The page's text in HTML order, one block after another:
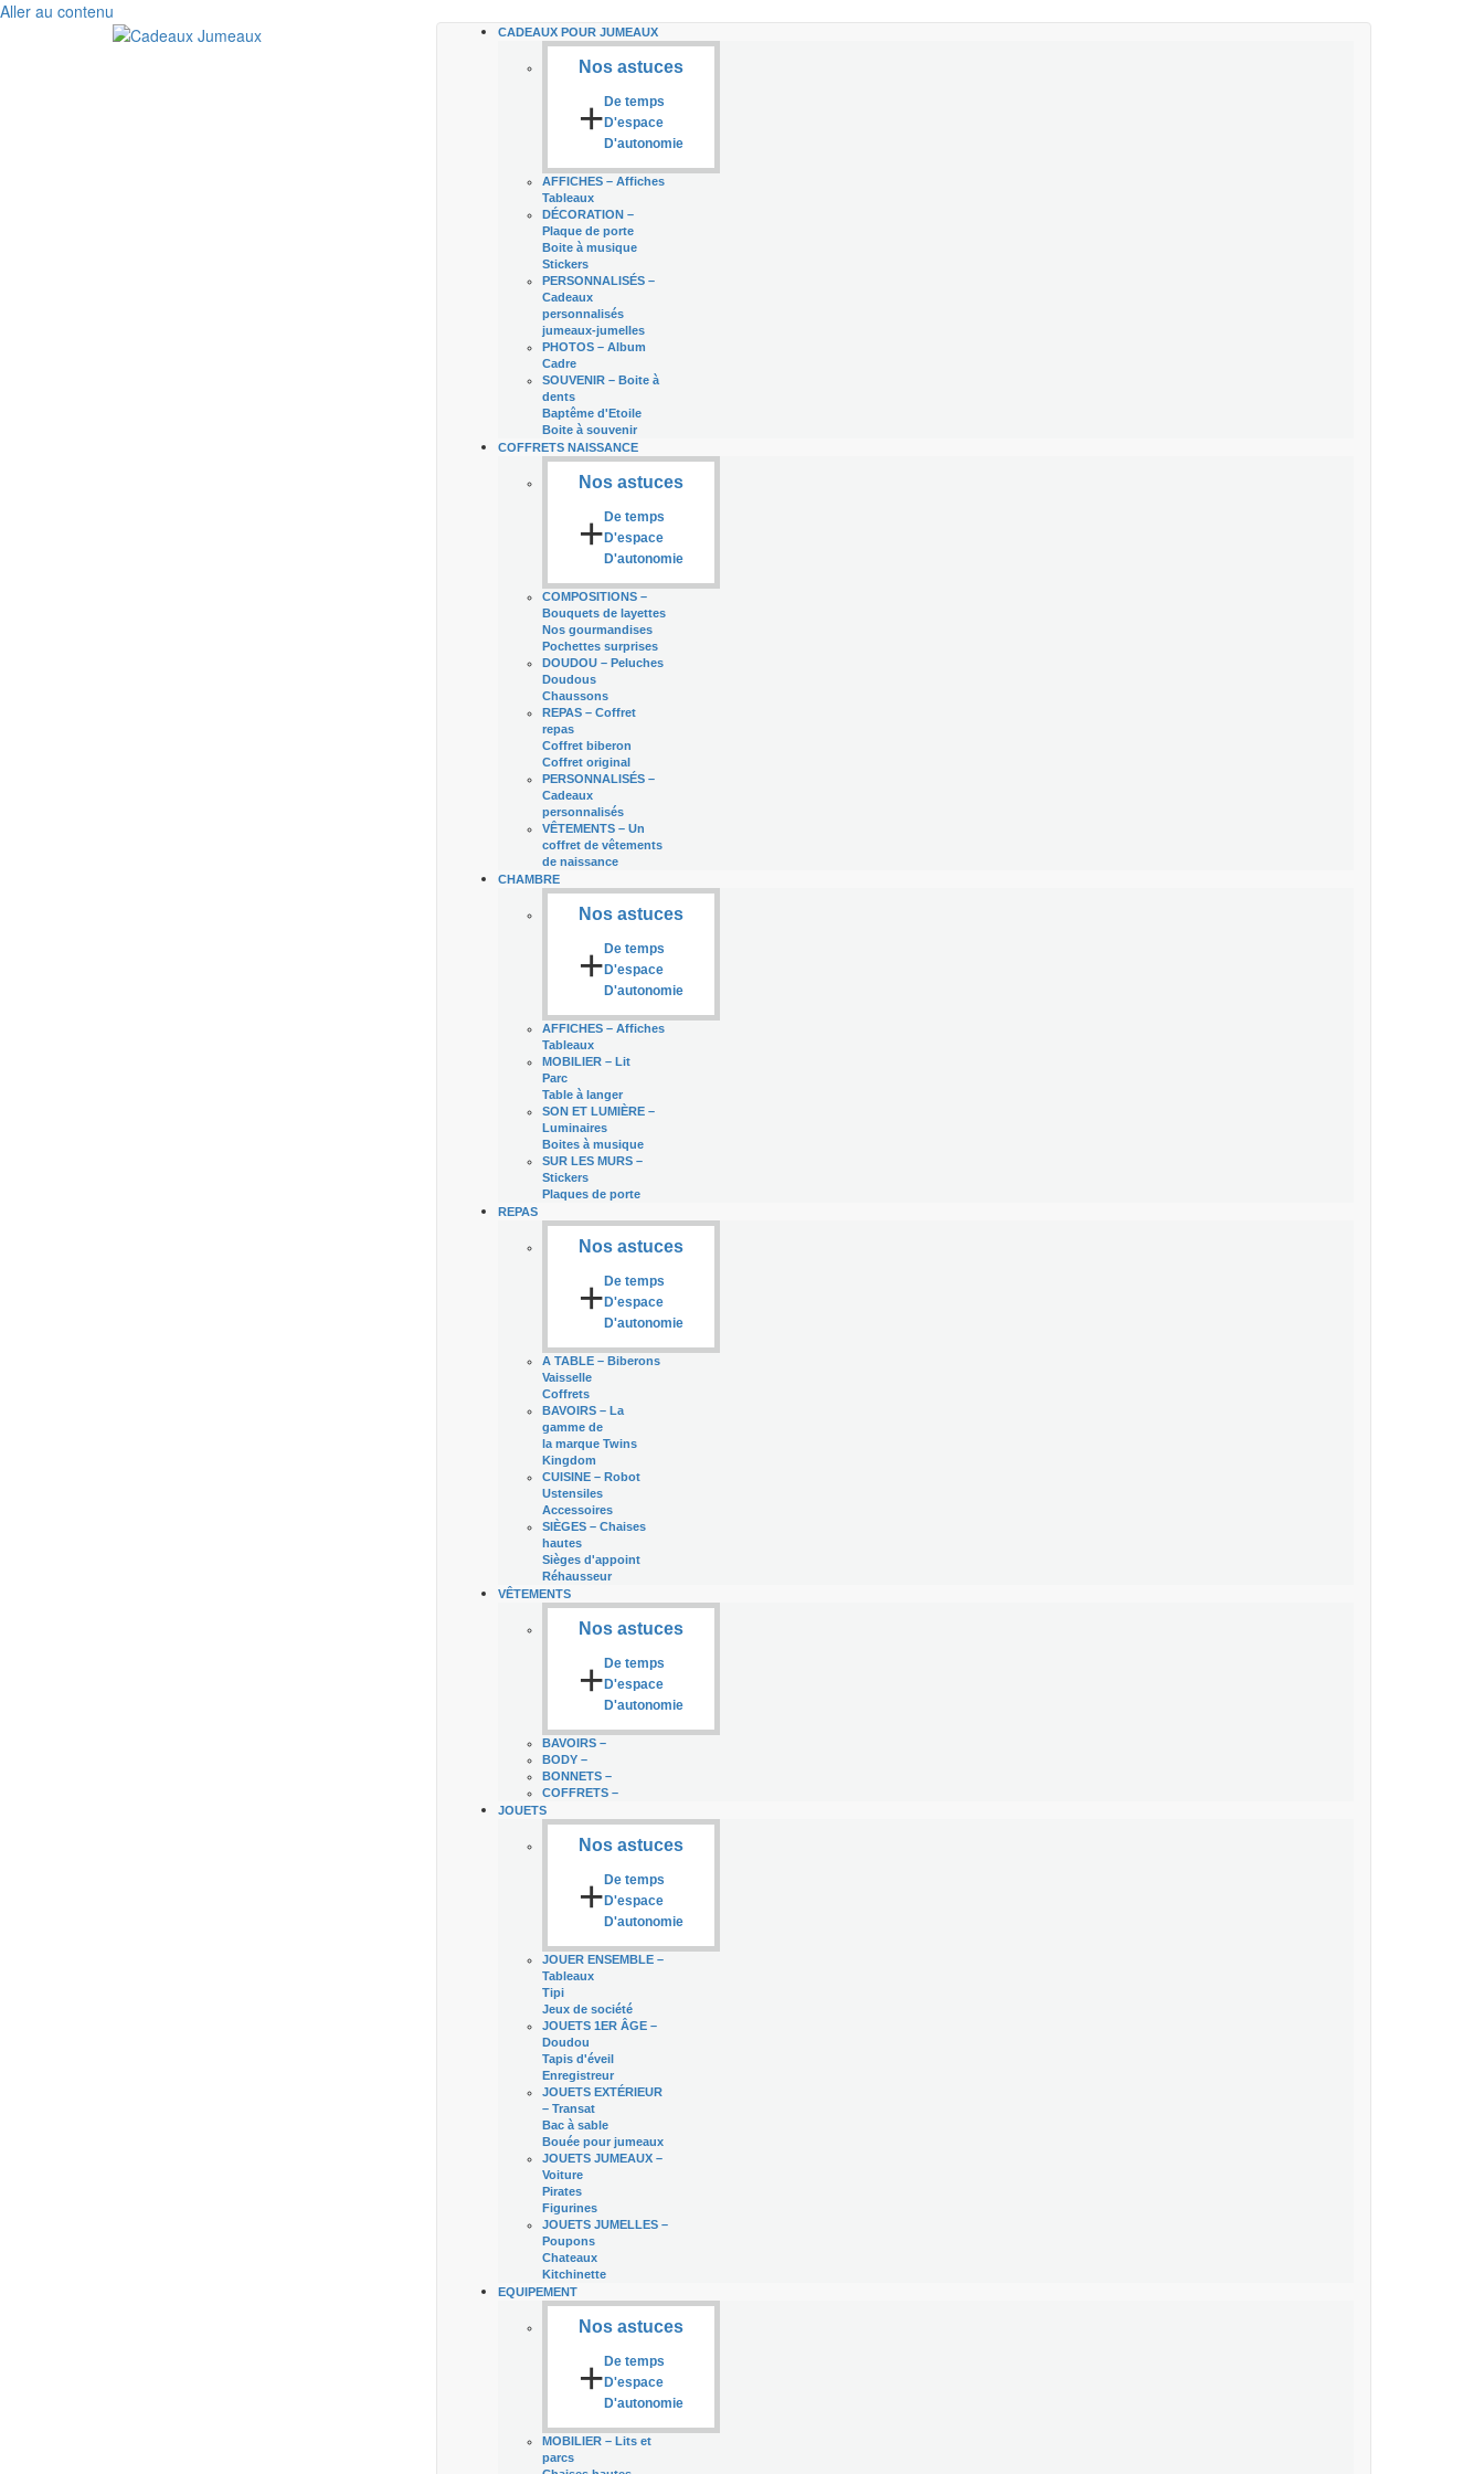
Aller au contenu
CADEAUX POUR JUMEAUX
Nos astuces
+ De temps
D'espace
D'autonomie
AFFICHES– Affiches
Tableaux
DÉCORATION–
Plaque de porte
Boite à musique
Stickers
PERSONNALISÉS–
Cadeaux
personnalisés
jumeaux-jumelles
PHOTOS– Album
Cadre
SOUVENIR– Boite à
dents
Baptême d'Etoile
Boite à souvenir
COFFRETS NAISSANCE
Nos astuces
+ De temps
D'espace
D'autonomie
COMPOSITIONS–
Bouquets de layettes
Nos gourmandises
Pochettes surprises
DOUDOU– Peluches
Doudous
Chaussons
REPAS– Coffret
repas
Coffret biberon
Coffret original
PERSONNALISÉS–
Cadeaux
personnalisés
VÊTEMENTS– Un
coffret de vêtements
de naissance
CHAMBRE
Nos astuces
+ De temps
D'espace
D'autonomie
AFFICHES– Affiches
Tableaux
MOBILIER– Lit
Parc
Table à langer
SON ET LUMIÈRE–
Luminaires
Boites à musique
SUR LES MURS–
Stickers
Plaques de porte
REPAS
Nos astuces
+ De temps
D'espace
D'autonomie
A TABLE– Biberons
Vaisselle
Coffrets
BAVOIRS– La
gamme de
la marque Twins
Kingdom
CUISINE– Robot
Ustensiles
Accessoires
SIÈGES– Chaises
hautes
Sièges d'appoint
Réhausseur
VÊTEMENTS
Nos astuces
+ De temps
D'espace
D'autonomie
BAVOIRS–
BODY–
BONNETS–
COFFRETS–
JOUETS
Nos astuces
+ De temps
D'espace
D'autonomie
JOUER ENSEMBLE–
Tableaux
Tipi
Jeux de société
JOUETS 1ER ÂGE–
Doudou
Tapis d'éveil
Enregistreur
JOUETS EXTÉRIEUR
– Transat
Bac à sable
Bouée pour jumeaux
JOUETS JUMEAUX–
Voiture
Pirates
Figurines
JOUETS JUMELLES–
Poupons
Chateaux
Kitchinette
EQUIPEMENT
Nos astuces
+ De temps
D'espace
D'autonomie
MOBILIER– Lits et
parcs